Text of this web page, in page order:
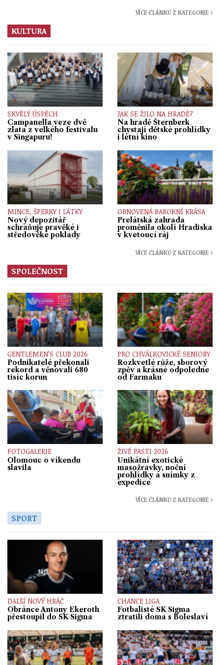
VÍCE ČLÁNKŮ Z KATEGORIE ›
KULTURA
SKVĚLÝ ÚSPĚCH
Campanella veze dvě
zlata z velkého festivalu
v Singapuru!
JAK SE ŽILO NA HRADĚ?
Na hradě Šternberk
chystají dětské prohlídky
i letní kino
MINCE, ŠPERKY I LÁTKY
Nový depozitář
schraňuje pravěké i
středověké poklady
OBNOVENÁ BAROKNÍ KRÁSA
Prelátská zahrada
proměnila okolí Hradiska
v kvetoucí ráj
VÍCE ČLÁNKŮ Z KATEGORIE ›
SPOLEČNOST
GENTLEMEN’S CLUB 2026
Podnikatelé překonali
rekord a věnovali 680
tisíc korun
PRO CHVÁLKOVICKÉ SENIORY
Rozkvetlé růže, sborový
zpěv a krásné odpoledne
od Farmaku
FOTOGALERIE
Olomouc o víkendu
slavila
ŽIVÉ PASTI 2026
Unikátní exotické
masožravky, noční
prohlídky a snímky z
expedice
VÍCE ČLÁNKŮ Z KATEGORIE ›
SPORT
DALŠÍ NOVÝ HRÁČ
Obránce Antony Ekeroth
přestoupil do SK Sigma
CHANCE LIGA
Fotbalisté SK Sigma
ztratili doma s Boleslaví